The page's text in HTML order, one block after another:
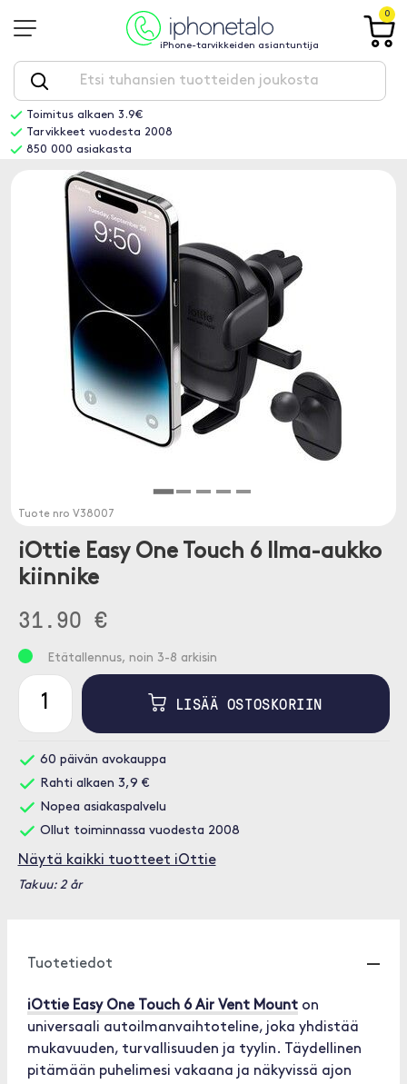
iPhone-tarvikkeiden asiantuntija
0
Toimitus alkaen 3.9€
Tarvikkeet vuodesta 2008
850 000 asiakasta
Tuote nro V38007
iOttie Easy One Touch 6 Ilma-aukko
kiinnike
31.90 €
Etätallennus, noin 3-8 arkisin
LISÄÄ OSTOSKORIIN
60 päivän avokauppa
Rahti alkaen 3,9 €
Nopea asiakaspalvelu
Ollut toiminnassa vuodesta 2008
Näytä kaikki tuotteet iOttie
Takuu: 2 år
Tuotetiedot
iOttie Easy One Touch 6 Air Vent Mount on
universaali autoilmanvaihtoteline, joka yhdistää
mukavuuden, turvallisuuden ja tyylin. Täydellinen
pitämään puhelimesi vakaana ja näkyvissä ajon